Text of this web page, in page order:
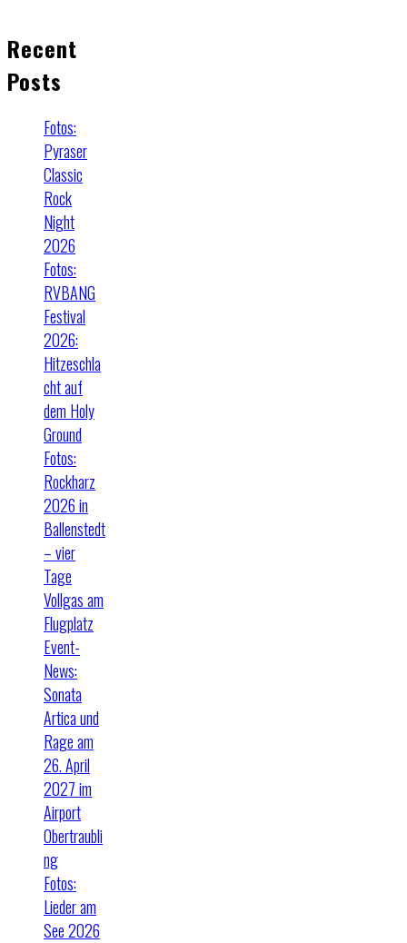
Recent
Posts
Fotos:
Pyraser
Classic
Rock
Night
2026
Fotos:
RVBANG
Festival
2026:
Hitzeschla
cht auf
dem Holy
Ground
Fotos:
Rockharz
2026 in
Ballenstedt
– vier
Tage
Vollgas am
Flugplatz
Event-
News:
Sonata
Artica und
Rage am
26. April
2027 im
Airport
Obertraubli
ng
Fotos:
Lieder am
See 2026